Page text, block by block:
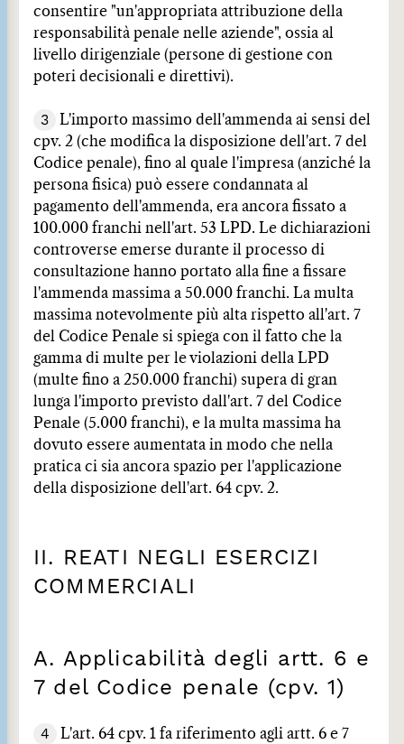
consentire "un'appropriata attribuzione della
responsabilità penale nelle aziende", ossia al
livello dirigenziale (persone di gestione con
poteri decisionali e direttivi).
3
L'importo massimo dell'ammenda ai sensi del
cpv. 2 (che modifica la disposizione dell'art. 7 del
Codice penale), fino al quale l'impresa (anziché la
persona fisica) può essere condannata al
pagamento dell'ammenda, era ancora fissato a
100.000 franchi nell'art. 53 LPD. Le dichiarazioni
controverse emerse durante il processo di
consultazione hanno portato alla fine a fissare
l'ammenda massima a 50.000 franchi. La multa
massima notevolmente più alta rispetto all'art. 7
del Codice Penale si spiega con il fatto che la
gamma di multe per le violazioni della LPD
(multe fino a 250.000 franchi) supera di gran
lunga l'importo previsto dall'art. 7 del Codice
Penale (5.000 franchi), e la multa massima ha
dovuto essere aumentata in modo che nella
pratica ci sia ancora spazio per l'applicazione
della disposizione dell'art. 64 cpv. 2.
II. REATI NEGLI ESERCIZI
COMMERCIALI
A. Applicabilità degli artt. 6 e
7 del Codice penale (cpv. 1)
4 L'art. 64 cpv. 1 fa riferimento agli artt. 6 e 7